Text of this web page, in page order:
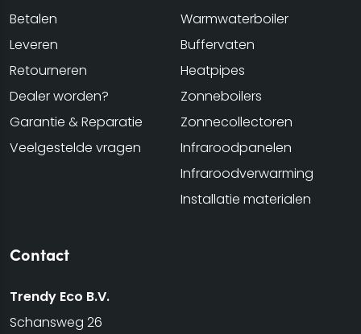
Betalen
Leveren
Retourneren
Dealer worden?
Garantie & Reparatie
Veelgestelde vragen
Warmwaterboiler
Buffervaten
Heatpipes
Zonneboilers
Zonnecollectoren
Infraroodpanelen
Infraroodverwarming
Installatie materialen
Contact
Trendy Eco B.V.
Schansweg 26